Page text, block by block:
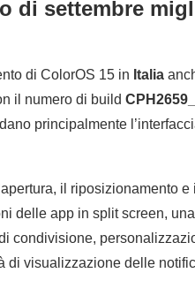
di settembre
di ColorOS 15 in Italia
il numero di build
principalmente
il riposizionamento
delle app in split screen,
condivisione,
di visualizzazione delle